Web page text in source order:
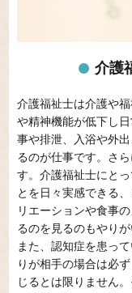
介護
介護福祉士は介護や
や精神機能が低下し
事や排泄、入浴や外
るのが仕事です。さ
す。介護福祉士にと
とを日々実感できる
リエーションや食事
るのを見るのもやり
また、認知症を患っ
りが相手の場合は必
じるとは限りません